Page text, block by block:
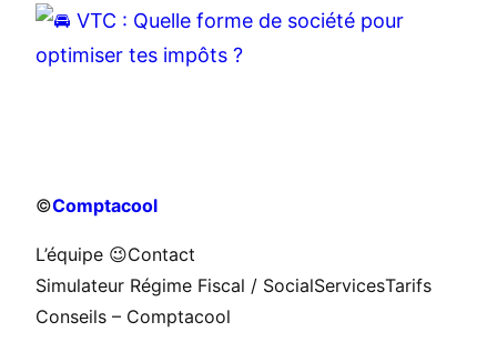
©Comptacool
L’équipe 😉Contact
Simulateur Régime Fiscal / SocialServicesTarifs
Conseils – Comptacool